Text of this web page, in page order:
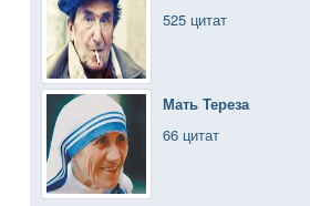
525 цитат
Мать Тереза
66 цитат